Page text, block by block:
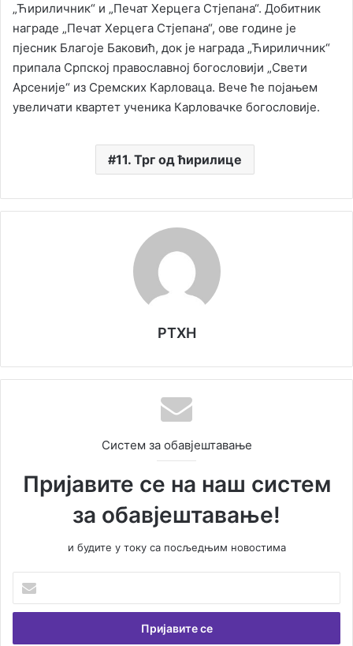
„Ћириличник“ и „Печат Херцега Стјепана“. Добитник
награде „Печат Херцега Стјепана“, ове године је
пјесник Благоје Баковић, док је награда „Ћириличник“
припала Српској православној богословији „Свети
Арсеније“ из Сремских Карловаца. Вече ће појањем
увеличати квартет ученика Карловачке богословије.
11. Трг од ћирилице
РТХН
Систем за обавјештавање
Пријавите се на наш систем
за обавјештавање!
и будите у току са посљедњим новостима
е